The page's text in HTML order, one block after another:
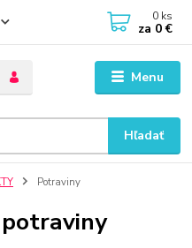
Menu
Hľadať
0 ks
za 0 €
Potraviny